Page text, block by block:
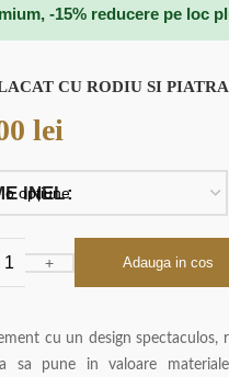
-15% reducere pe loc
CU RODIU SI
lei
INEL
Adauga in cos
cu un design
sa pune in valoare